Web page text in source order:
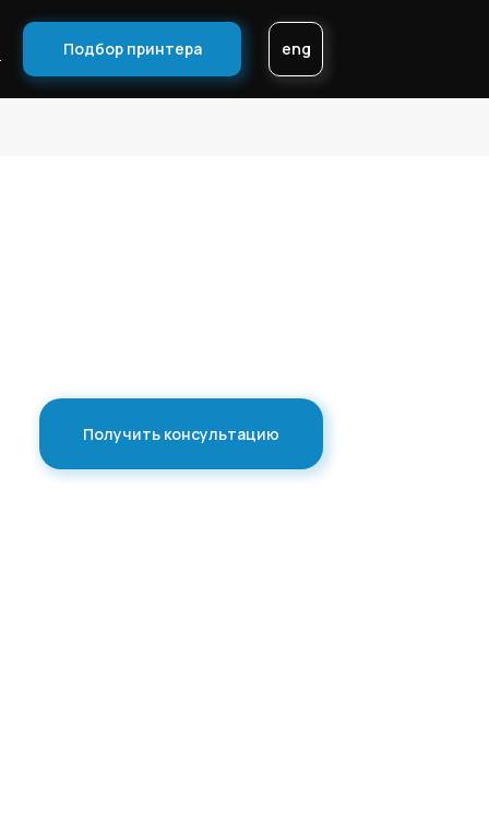
Подбор принтера eng
Получить консультацию